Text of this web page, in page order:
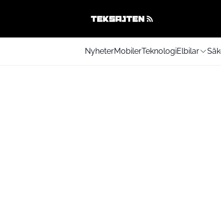
NyheterMobilerTeknologiElbilar